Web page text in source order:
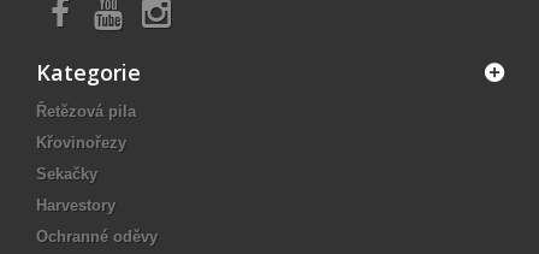
Kategorie
Řetězová pila
Křovinořezy
Sekačky
Harvestory
Ochranné oděvy